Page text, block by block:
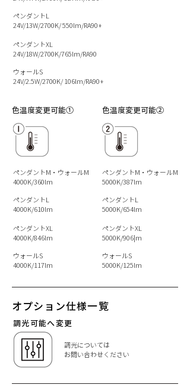
オプション仕様一覧
調光可能へ変更
ペンダントL
24V/13W/2700K/ 550lm/RA90+
ペンダントXL
24V/18W/2700K/765lm/RA90
ウォールS
24V/2.5W/2700K/ 106lm/RA90+
ペンダントM・ ウォールM
4000K/360lm
ペンダントL
4000K/610lm
​ペンダントXL
4000K/846lm
ウォールS
4000K/117lm
ペンダントM・ウォールM
5000K/387lm
ペンダントL
5000K/654lm
​ペンダントXL
5000K/906|m
ウォールS
5000K/125lm
調光については
お問い合わせください
色温度変更可能① 色温度変更可能②